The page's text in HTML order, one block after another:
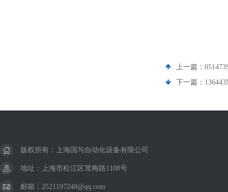
上一篇：
下一篇：
版权所有：上海国与自动化设备有限公司
地址：上海市松江区茸梅路1108号
邮箱：2521197248@qq.com